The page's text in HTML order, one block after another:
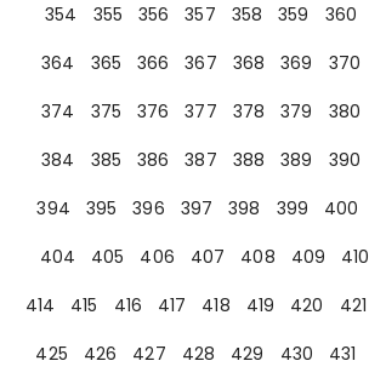
354
355 356 357 358 359 360
364
365 366 367 368 369 370
374
375 376 377 378 379 380
384
385 386 387 388 389 390
394
395 396 397 398 399 400
404
405 406 407 408 409 410
414
415 416 417 418 419 420 421
425
426 427 428 429 430 431